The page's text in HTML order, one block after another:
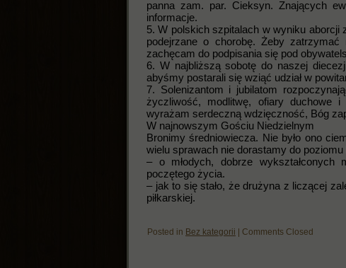
panna zam. par. Cieksyn. Znających
informacje.
5. W polskich szpitalach w wyniku aborcji
podejrzane o chorobę. Żeby zatrzymać
zachęcam do podpisania się pod
6. W najbliższą sobotę do naszej
abyśmy postarali się wziąć udział w
7. Solenizantom i jubilatom
życzliwość, modlitwę, ofiary duchowe
wyrażam serdeczną wdzięczność, Bóg
W najnowszym Gościu Niedzielnym
Bronimy średniowiecza. Nie było ono
wielu sprawach nie dorastamy do
– o młodych, dobrze wykształconych
poczętego życia.
– jak to się stało, że drużyna z liczącej
piłkarskiej.
Posted in Bez kategorii | Comments Closed